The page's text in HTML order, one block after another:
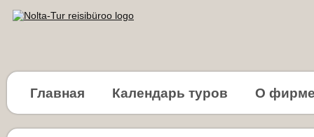
Главная Календарь туров О